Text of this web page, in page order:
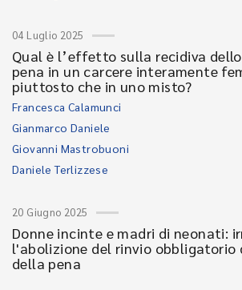
04 Luglio 2025
Qual è l’effetto sulla recidiva
pena in un carcere interamente
piuttosto che in uno misto?
Francesca Calamunci
Gianmarco Daniele
Giovanni Mastrobuoni
Daniele Terlizzese
20 Giugno 2025
Donne incinte e madri di neonati:
l'abolizione del rinvio obbligatorio
della pena